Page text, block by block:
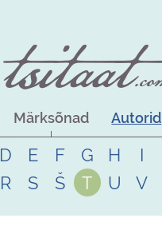
Märksõnad Autorid
D E F G H I
R S Š T U V